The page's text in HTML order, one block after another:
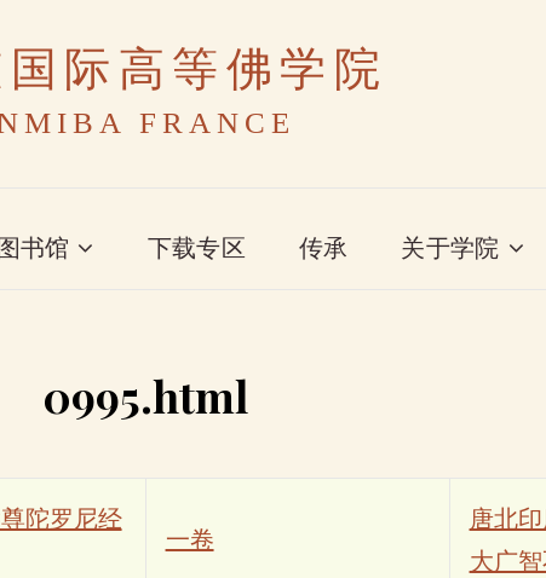
际高等佛学院
FRANCE
书馆 下载专区 传承 关于学院
0995.html
陀罗尼经
一卷
唐北
大广